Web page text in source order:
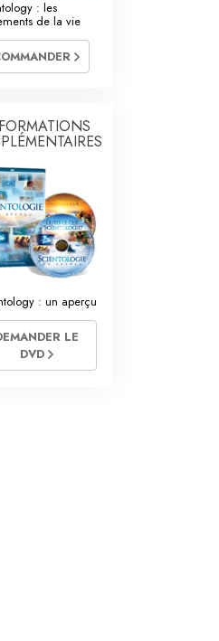
du travail
relations publiques
: les
de la vie
: un aperçu
LE
DVD